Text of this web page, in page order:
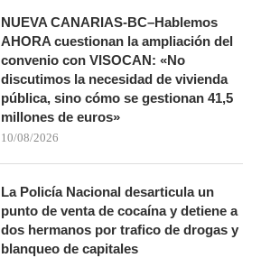
NUEVA CANARIAS-BC–Hablemos
AHORA cuestionan la ampliación del
convenio con VISOCAN: «No
discutimos la necesidad de vivienda
pública, sino cómo se gestionan 41,5
millones de euros»
10/08/2026
La Policía Nacional desarticula un
punto de venta de cocaína y detiene a
dos hermanos por trafico de drogas y
blanqueo de capitales